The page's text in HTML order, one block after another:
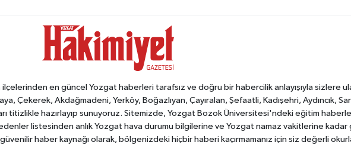
en güncel Yozgat haberleri tarafsız ve doğru bir habercilik anlayışıyla sizlere
Çekerek, Akdağmadeni, Yerköy, Boğazlıyan, Çayıralan, Şefaatli, Kadışehri, Aydıncık,
titizlikle hazırlayıp sunuyoruz. Sitemizde, Yozgat Bozok Üniversitesi'ndeki eğitim
listesinden anlık Yozgat hava durumu bilgilerine ve Yozgat namaz vakitlerine kadar
haber kaynağı olarak, bölgenizdeki hiçbir haberi kaçırmamanız için siz değerli